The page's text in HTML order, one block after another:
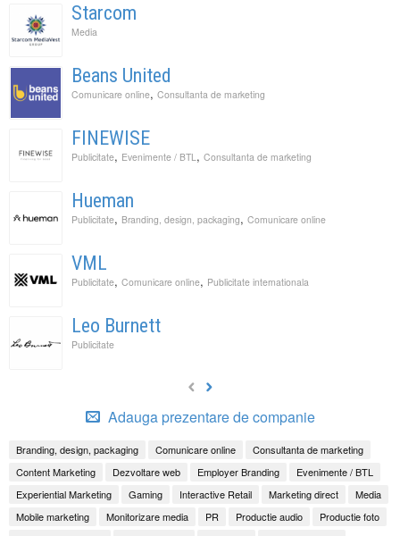
Starcom
Media
Beans United
Comunicare online, Consultanta de marketing
FINEWISE
Publicitate, Evenimente / BTL , Consultanta de marketing
Hueman
Publicitate, Branding, design, packaging, Comunicare online
VML
Publicitate, Comunicare online, Publicitate internationala
Leo Burnett
Publicitate
Adauga prezentare de companie
Branding, design, packaging Comunicare online
Consultanta de marketing
Content Marketing
Dezvoltare web Employer Branding
Evenimente / BTL
Experiential Marketing
Gaming Interactive Retail Marketing direct
Media
Mobile marketing
Monitorizare media PR Productie audio
Productie foto